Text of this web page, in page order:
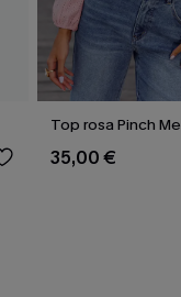
Top rosa Pinch Me
35,00 €